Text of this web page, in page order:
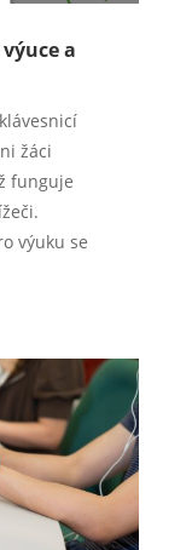
a
žáci
funguje
výuku se